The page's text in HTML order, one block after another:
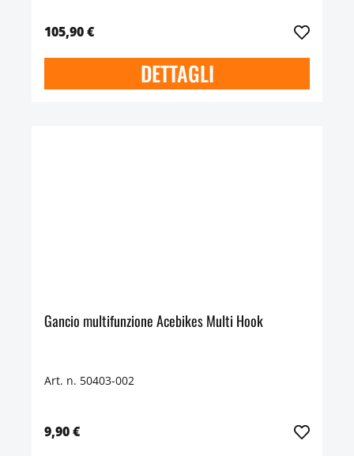
105,90 €
DETTAGLI
Gancio multifunzione Acebikes Multi Hook
Art. n. 50403-002
9,90 €